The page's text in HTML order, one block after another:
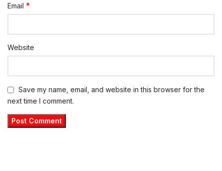
Email *
Website
Save my name, email, and website in this browser for the
next time I comment.